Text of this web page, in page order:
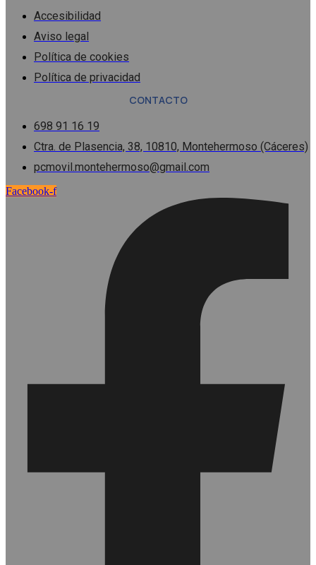
Accesibilidad
Aviso legal
Política de cookies
Política de privacidad
CONTACTO
698 91 16 19
Ctra. de Plasencia, 38, 10810, Montehermoso (Cáceres)
pcmovil.montehermoso@gmail.com
Facebook-f